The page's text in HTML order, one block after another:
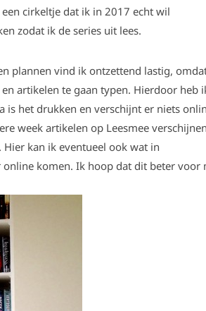
cirkeltje dat ik in 2017 echt wil
zodat ik de series uit lees.
plannen vind ik ontzettend lastig,
artikelen te gaan typen. Hierdoor heb
is het drukken en verschijnt er niets
week artikelen op Leesmee
kan ik eventueel ook wat in
online komen. Ik hoop dat dit beter voor